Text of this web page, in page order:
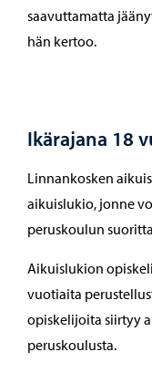
saavuttamatta
hän kertoo.
Ikärajana 18
Linnankosken
aikuislukio, jonne
peruskoulun
Aikuislukion
vuotiaita
opiskelijoita siirtyy
peruskoulusta.